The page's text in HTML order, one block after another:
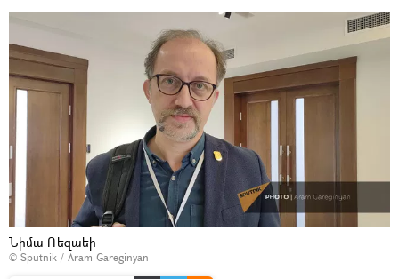
Նիմա Ռեզաեի
© Sputnik / Aram Gareginyan